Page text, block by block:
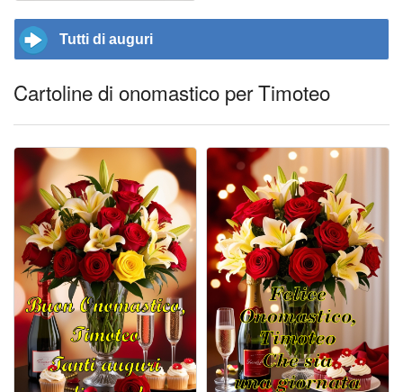
Tutti di auguri
Cartoline di onomastico per Timoteo